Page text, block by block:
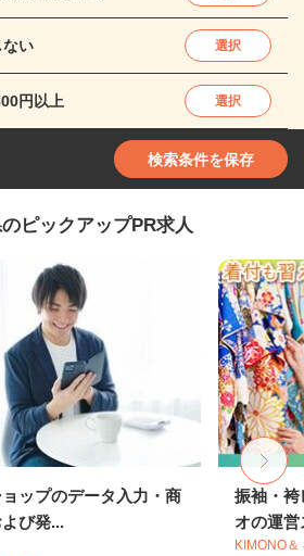
ない 選択
円以上 選択
検索条件を保存
ピックアップPR求人
ップのデータ入力・商
び発...
振袖・袴
オの運営
KIMONO